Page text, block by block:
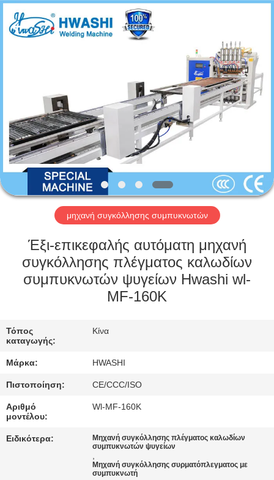
ΠΡΟΪΌΝΤΑ
ΠΕΡΊΠΟΥ
ΕΜΕΊΣ
ΓΎΡΟΣ
ΕΡΓΟΣΤΑΣΊΩΝ
ΠΟΙΟΤΙΚΌΣ
ΈΛΕΓΧΟΣ
ΕΛΆΤΕ
ΣΕ
ΕΠΑΦΉ
ΕΙΔΉΣΕΙΣ
ΠΕΡΙΠΤΏΣΕΙΣ
GUANGDONG
HWASHI
TECHNOLOGY
INC..
μηχανή συγκόλλησης συμπυκνωτών
Έξι-επικεφαλής αυτόματη μηχανή
συγκόλλησης πλέγματος καλωδίων
συμπυκνωτών ψυγείων Hwashi wl-
MF-160K
Τόπος
καταγωγής:
Κίνα
Μάρκα: HWASHI
Πιστοποίηση: CE/CCC/ISO
Αριθμό
μοντέλου:
Wl-MF-160K
Ειδικότερα:
Μηχανή συγκόλλησης πλέγματος καλωδίων
συμπυκνωτών ψυγείων
,
Μηχανή συγκόλλησης συρματόπλεγματος με
συμπυκνωτή